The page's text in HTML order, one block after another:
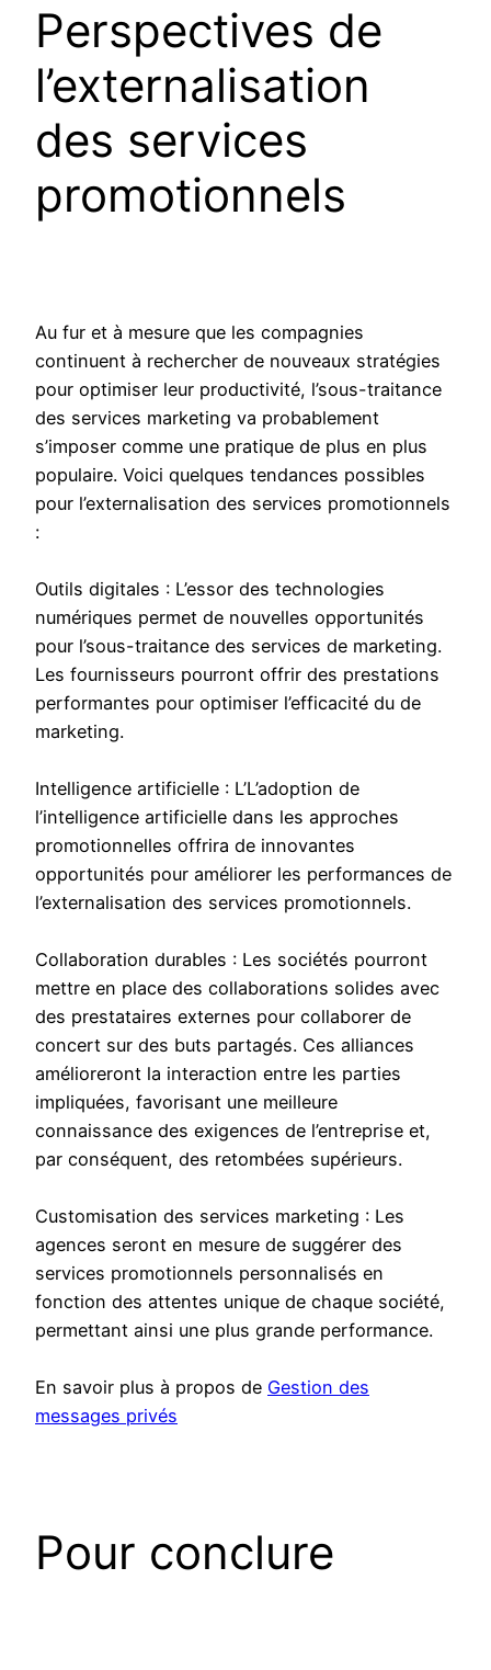
Perspectives de
l’externalisation
des services
promotionnels
Au fur et à mesure que les compagnies
continuent à rechercher de nouveaux stratégies
pour optimiser leur productivité, l’sous-traitance
des services marketing va probablement
s’imposer comme une pratique de plus en plus
populaire. Voici quelques tendances possibles
pour l’externalisation des services promotionnels
:
Outils digitales : L’essor des technologies
numériques permet de nouvelles opportunités
pour l’sous-traitance des services de marketing.
Les fournisseurs pourront offrir des prestations
performantes pour optimiser l’efficacité du de
marketing.
Intelligence artificielle : L’L’adoption de
l’intelligence artificielle dans les approches
promotionnelles offrira de innovantes
opportunités pour améliorer les performances de
l’externalisation des services promotionnels.
Collaboration durables : Les sociétés pourront
mettre en place des collaborations solides avec
des prestataires externes pour collaborer de
concert sur des buts partagés. Ces alliances
amélioreront la interaction entre les parties
impliquées, favorisant une meilleure
connaissance des exigences de l’entreprise et,
par conséquent, des retombées supérieurs.
Customisation des services marketing : Les
agences seront en mesure de suggérer des
services promotionnels personnalisés en
fonction des attentes unique de chaque société,
permettant ainsi une plus grande performance.
En savoir plus à propos de Gestion des
messages privés
Pour conclure